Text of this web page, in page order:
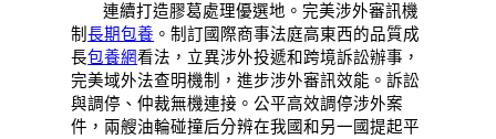
連續打造膠葛處理優選地。完美涉外審訊機
制長期包養 。制訂國際商事法庭高東西的品質成
長包養網看法，立異涉外投遞和跨境訴訟辦事，
完美域外法查明機制，進步涉外審訊效能。訴訟
與調停、仲裁無機連接。公平高效調停涉外案
件，兩艘油輪碰撞后分辨在我國和另一國提起平